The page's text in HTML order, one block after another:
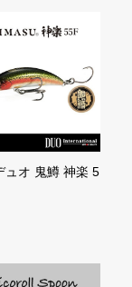
ュオ 鬼鱒 神楽 5